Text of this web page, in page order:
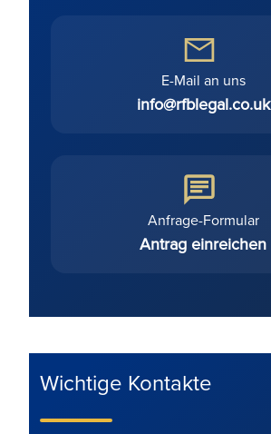
E-Mail an uns
info@rfblegal.co.uk
Anfrage-Formular
Antrag einreichen
Wichtige Kontakte